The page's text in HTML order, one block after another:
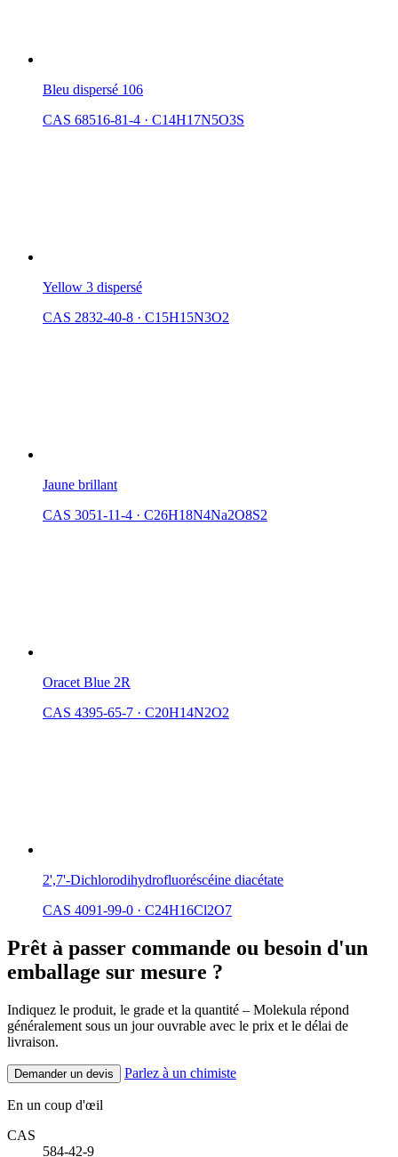
Bleu dispersé 106
CAS 68516-81-4 · C14H17N5O3S
Yellow 3 dispersé
CAS 2832-40-8 · C15H15N3O2
Jaune brillant
CAS 3051-11-4 · C26H18N4Na2O8S2
Oracet Blue 2R
CAS 4395-65-7 · C20H14N2O2
2',7'-Dichlorodihydrofluoréscéine diacétate
CAS 4091-99-0 · C24H16Cl2O7
Prêt à passer commande ou besoin d'un
emballage sur mesure ?
Indiquez le produit, le grade et la quantité – Molekula répond
généralement sous un jour ouvrable avec le prix et le délai de
livraison.
Demander un devis Parlez à un chimiste
En un coup d'œil
CAS
584-42-9